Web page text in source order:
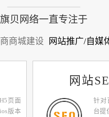
旗贝网络一直专注于
商城建设 网站推广/自媒
页面
版本
网站
针对
台提